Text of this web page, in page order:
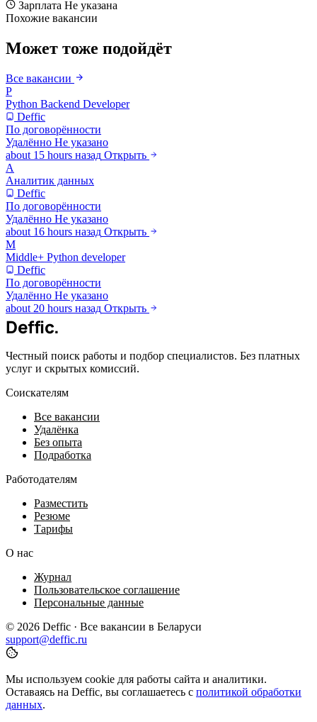
Зарплата Не указана
Похожие вакансии
Может тоже подойдёт
Все вакансии
P
Python Backend Developer
Deffic
По договорённости
Удалённо Не указано
about 15 hours назад Открыть
А
Аналитик данных
Deffic
По договорённости
Удалённо Не указано
about 16 hours назад Открыть
M
Middle+ Python developer
Deffic
По договорённости
Удалённо Не указано
about 20 hours назад Открыть
Deffic.
Честный поиск работы и подбор специалистов. Без платных
услуг и скрытых комиссий.
Соискателям
Все вакансии
Удалёнка
Без опыта
Подработка
Работодателям
Разместить
Резюме
Тарифы
О нас
Журнал
Пользовательское соглашение
Персональные данные
© 2026 Deffic · Все вакансии в Беларуси
support@deffic.ru
Мы используем cookie для работы сайта и аналитики.
Оставаясь на Deffic, вы соглашаетесь с политикой обработки
данных.